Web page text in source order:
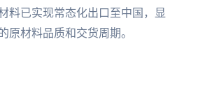
料已实现常态化出口至中国，显
原材料品质和交货周期。